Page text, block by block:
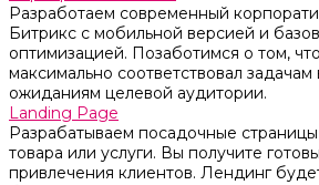
Разработаем современный
Битрикс с мобильной версией и
оптимизацией. Позаботимся о том,
максимально соответствовал
ожиданиям целевой аудитории.
Landing Page
Разрабатываем посадочные
товара или услуги. Вы получите
привлечения клиентов. Лендинг